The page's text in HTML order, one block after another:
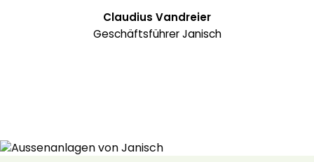
Claudius Vandreier
Geschäftsführer Janisch